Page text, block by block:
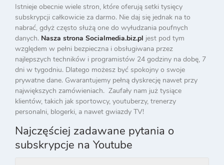
Istnieje obecnie wiele stron, które oferują setki tysięcy
subskrypcji całkowicie za darmo. Nie daj się jednak na to
nabrać, gdyż często służą one do wyłudzania poufnych
danych. Nasza strona Socialmedia.biz.pl jest pod tym
względem w pełni bezpieczna i obsługiwana przez
najlepszych techników i programistów 24 godziny na dobę, 7
dni w tygodniu. Dlatego możesz być spokojny o swoje
prywatne dane. Gwarantujemy pełną dyskrecję nawet przy
największych zamówieniach. Zaufały nam już tysiące
klientów, takich jak sportowcy, youtuberzy, trenerzy
personalni, blogerki, a nawet gwiazdy TV!
Najczęściej zadawane pytania o
subskrypcje na Youtube